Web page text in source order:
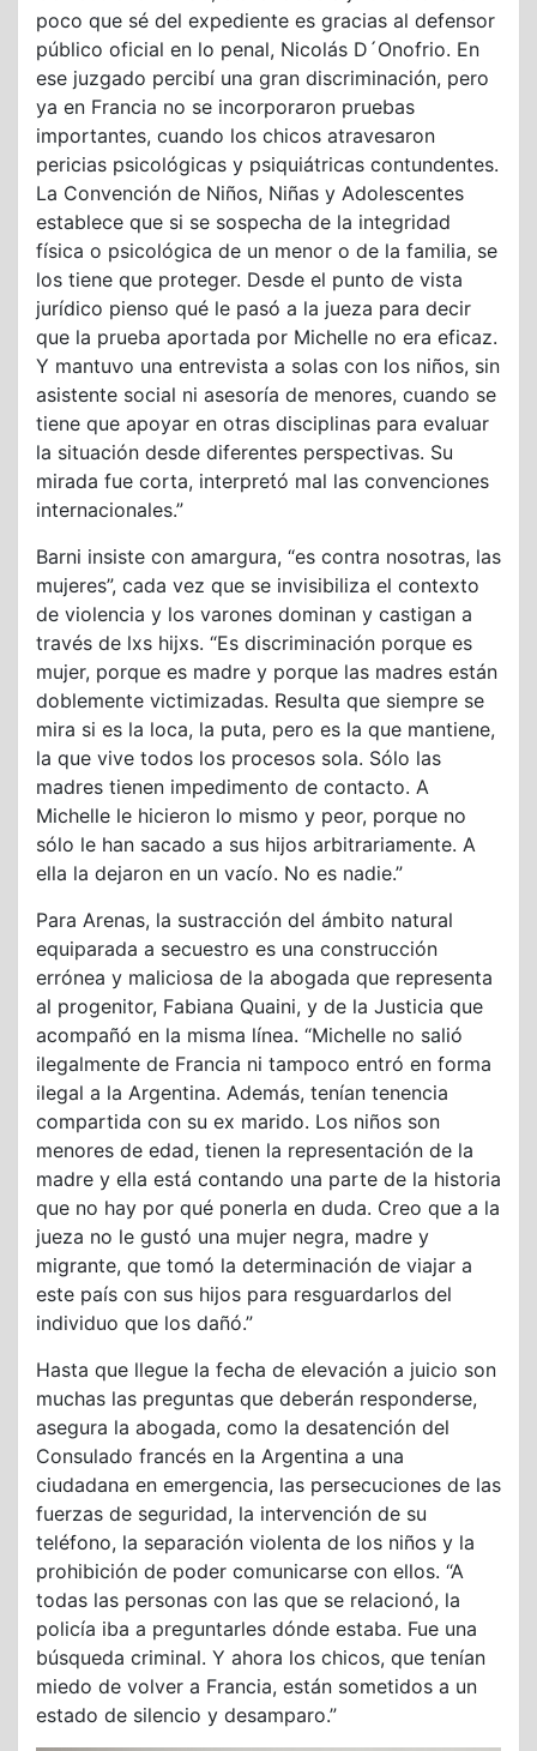
poco que sé del expediente es gracias al defensor
público oficial en lo penal, Nicolás D´Onofrio. En
ese juzgado percibí una gran discriminación, pero
ya en Francia no se incorporaron pruebas
importantes, cuando los chicos atravesaron
pericias psicológicas y psiquiátricas contundentes.
La Convención de Niños, Niñas y Adolescentes
establece que si se sospecha de la integridad
física o psicológica de un menor o de la familia, se
los tiene que proteger. Desde el punto de vista
jurídico pienso qué le pasó a la jueza para decir
que la prueba aportada por Michelle no era eficaz.
Y mantuvo una entrevista a solas con los niños, sin
asistente social ni asesoría de menores, cuando se
tiene que apoyar en otras disciplinas para evaluar
la situación desde diferentes perspectivas. Su
mirada fue corta, interpretó mal las convenciones
internacionales.”
Barni insiste con amargura, “es contra nosotras, las
mujeres”, cada vez que se invisibiliza el contexto
de violencia y los varones dominan y castigan a
través de lxs hijxs. “Es discriminación porque es
mujer, porque es madre y porque las madres están
doblemente victimizadas. Resulta que siempre se
mira si es la loca, la puta, pero es la que mantiene,
la que vive todos los procesos sola. Sólo las
madres tienen impedimento de contacto. A
Michelle le hicieron lo mismo y peor, porque no
sólo le han sacado a sus hijos arbitrariamente. A
ella la dejaron en un vacío. No es nadie.”
Para Arenas, la sustracción del ámbito natural
equiparada a secuestro es una construcción
errónea y maliciosa de la abogada que representa
al progenitor, Fabiana Quaini, y de la Justicia que
acompañó en la misma línea. “Michelle no salió
ilegalmente de Francia ni tampoco entró en forma
ilegal a la Argentina. Además, tenían tenencia
compartida con su ex marido. Los niños son
menores de edad, tienen la representación de la
madre y ella está contando una parte de la historia
que no hay por qué ponerla en duda. Creo que a la
jueza no le gustó una mujer negra, madre y
migrante, que tomó la determinación de viajar a
este país con sus hijos para resguardarlos del
individuo que los dañó.”
Hasta que llegue la fecha de elevación a juicio son
muchas las preguntas que deberán responderse,
asegura la abogada, como la desatención del
Consulado francés en la Argentina a una
ciudadana en emergencia, las persecuciones de las
fuerzas de seguridad, la intervención de su
teléfono, la separación violenta de los niños y la
prohibición de poder comunicarse con ellos. “A
todas las personas con las que se relacionó, la
policía iba a preguntarles dónde estaba. Fue una
búsqueda criminal. Y ahora los chicos, que tenían
miedo de volver a Francia, están sometidos a un
estado de silencio y desamparo.”